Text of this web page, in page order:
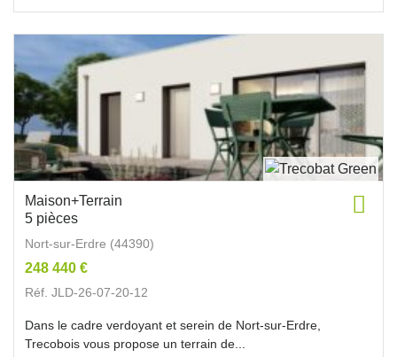
Maison+Terrain
5 pièces
Nort-sur-Erdre (44390)
248 440 €
Réf. JLD-26-07-20-12
Dans le cadre verdoyant et serein de Nort-sur-Erdre,
Trecobois vous propose un terrain de...